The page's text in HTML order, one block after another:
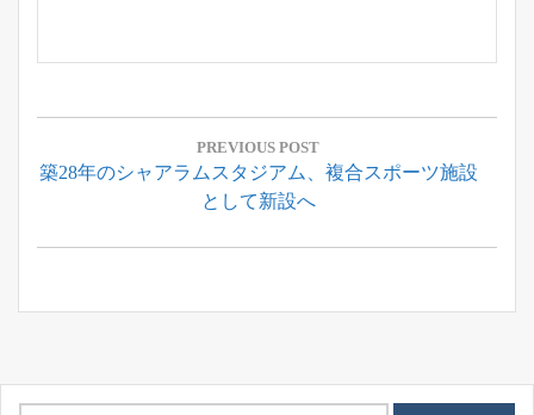
投
ナ
ゲ
シ
ン
PREVIOUS POST
Previous
築28年のシャアラムスタジアム、複合スポーツ施設
として新設へ